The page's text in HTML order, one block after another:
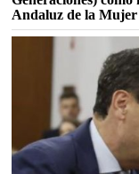
Andaluz de la Mujer